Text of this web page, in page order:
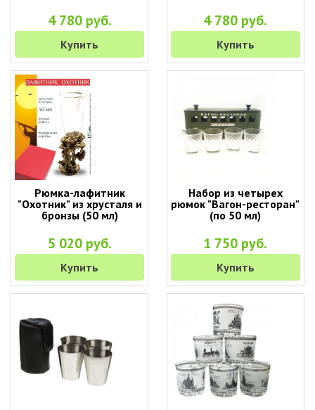
4 780 руб.
Купить
4 780 руб.
Купить
Рюмка-лафитник
"Охотник" из хрусталя и
бронзы (50 мл)
5 020 руб.
Купить
Набор из четырех
рюмок "Вагон-ресторан"
(по 50 мл)
1 750 руб.
Купить